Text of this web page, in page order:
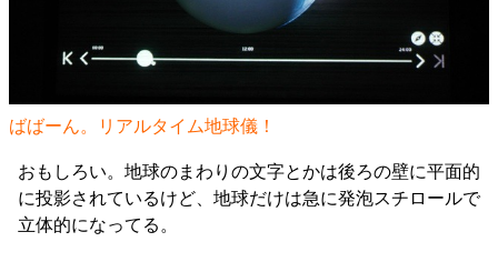
ばばーん。リアルタイム地球儀！
おもしろい。地球のまわりの文字とかは後ろの壁に平面的
に投影されているけど、地球だけは急に発泡スチロールで
立体的になってる。